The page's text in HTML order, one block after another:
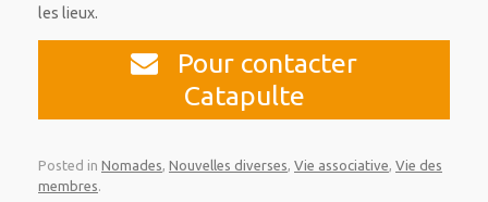
les lieux.
Pour contacter
Catapulte
Posted in Nomades, Nouvelles diverses, Vie associative, Vie des
membres.